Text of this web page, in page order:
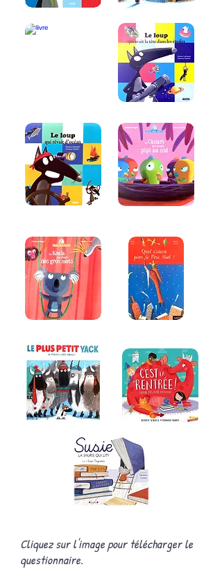
Cliquez sur l'image pour télécharger le
questionnaire.